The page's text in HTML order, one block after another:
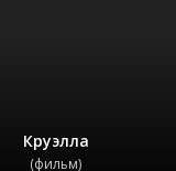
Круэлла
(фильм)